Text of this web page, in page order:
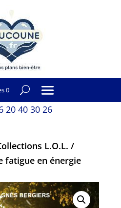
0
20 40 30 26
L.O.L. /
fatigue en énergie